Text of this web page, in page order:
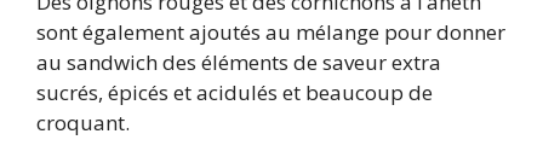
sont également ajoutés au mélange pour donner
au sandwich des éléments de saveur extra
sucrés, épicés et acidulés et beaucoup de
croquant.